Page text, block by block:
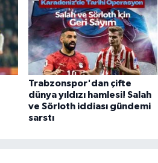
Trabzonspor'dan çifte
dünya yıldızı hamlesi! Salah
ve Sörloth iddiası gündemi
sarstı